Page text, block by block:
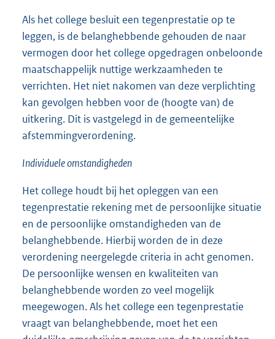
Als het college besluit een tegenprestatie op te
leggen, is de belanghebbende gehouden de naar
vermogen door het college opgedragen onbeloonde
maatschappelijk nuttige werkzaamheden te
verrichten. Het niet nakomen van deze verplichting
kan gevolgen hebben voor de (hoogte van) de
uitkering. Dit is vastgelegd in de gemeentelijke
afstemmingverordening.
Individuele omstandigheden
Het college houdt bij het opleggen van een
tegenprestatie rekening met de persoonlijke situatie
en de persoonlijke omstandigheden van de
belanghebbende. Hierbij worden de in deze
verordening neergelegde criteria in acht genomen.
De persoonlijke wensen en kwaliteiten van
belanghebbende worden zo veel mogelijk
meegewogen. Als het college een tegenprestatie
vraagt van belanghebbende, moet het een